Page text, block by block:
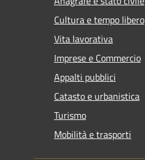
Cultura e tempo libero
Vita lavorativa
Imprese e Commercio
Appalti pubblici
Catasto e urbanistica
Turismo
Mobilità e trasporti